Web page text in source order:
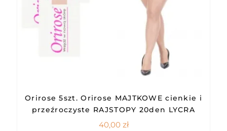
Orirose 5szt. Orirose MAJTKOWE cienkie i
przeźroczyste RAJSTOPY 20den LYCRA
40,00 zł